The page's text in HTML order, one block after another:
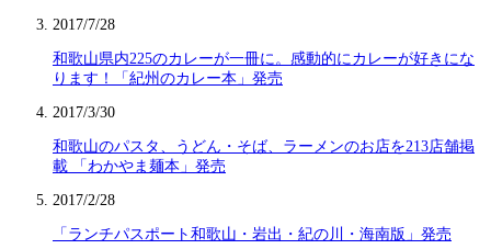
2017/7/28
和歌山県内225のカレーが一冊に。感動的にカレーが好きにな
ります！「紀州のカレー本」発売
2017/3/30
和歌山のパスタ、うどん・そば、ラーメンのお店を213店舗掲
載 「わかやま麺本」発売
2017/2/28
「ランチパスポート和歌山・岩出・紀の川・海南版」発売